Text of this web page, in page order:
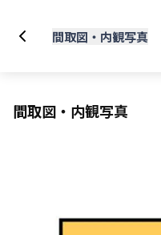
間取図・内観写真
間取図・内観写真